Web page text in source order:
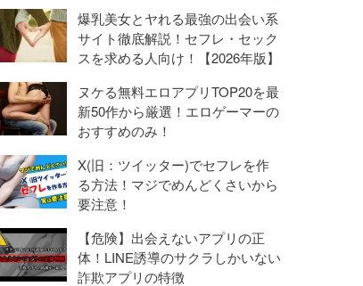
爆乳美女とヤれる最強の出会い系
サイト徹底解説！セフレ・セック
スを求める人向け！【2026年版】
ヌケる無料エロアプリTOP20を最
新50作から厳選！エロゲーマーの
おすすめのみ！
X(旧：ツイッター)でセフレを作
る方法！マジでめんどくさいから
要注意！
【危険】出会えないアプリの正
体！LINE誘導のサクラしかいない
詐欺アプリの特徴